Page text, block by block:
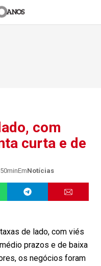
com
curta e de
EmNotícias
de lado, com viés
prazos e de baixa
os negócios foram